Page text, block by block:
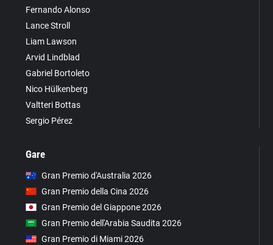
Fernando Alonso
Lance Stroll
Liam Lawson
Arvid Lindblad
Gabriel Bortoleto
Nico Hülkenberg
Valtteri Bottas
Sergio Pérez
Gare
Gran Premio d'Australia 2026
Gran Premio della Cina 2026
Gran Premio del Giappone 2026
Gran Premio dell'Arabia Saudita 2026
Gran Premio di Miami 2026